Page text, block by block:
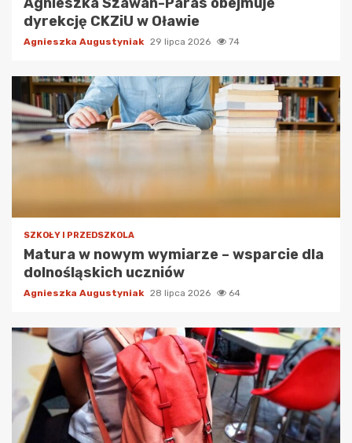
dyrekcję CKZiU w Oławie
Agnieszka Augustyniak 29 lipca 2026 74
SZKOŁY I PRZEDSZKOLA
Matura w nowym wymiarze – wsparcie dla
dolnośląskich uczniów
Agnieszka Augustyniak 28 lipca 2026 64